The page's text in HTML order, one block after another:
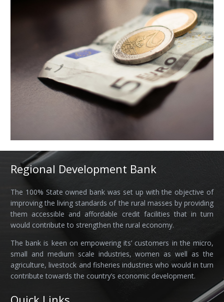
Regional Development Bank
The 100% State owned bank was set up with the objective of
improving the living standards of the rural masses by providing
them accessible and affordable credit facilities that in turn
would contribute to strengthen the rural economy.
The bank is keen on empowering its’ customers in the micro,
small and medium scale industries, women as well as the
agriculture, livestock and fisheries industries who would in turn
contribute towards the country’s economic development.